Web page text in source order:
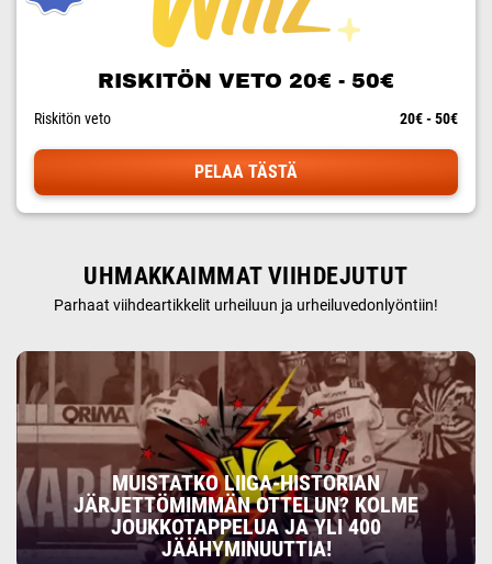
RISKITÖN VETO 20€ - 50€
Riskitön veto 20€ - 50€
PELAA TÄSTÄ
UHMAKKAIMMAT VIIHDEJUTUT
Parhaat viihdeartikkelit urheiluun ja urheiluvedonlyöntiin!
MUISTATKO LIIGA-HISTORIAN
JÄRJETTÖMIMMÄN OTTELUN? KOLME
JOUKKOTAPPELUA JA YLI 400
JÄÄHYMINUUTTIA!